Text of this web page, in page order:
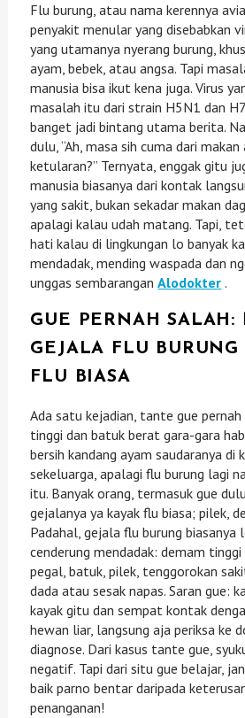
Flu burung, atau nama kerennya
penyakit menular yang disebabkan
yang utamanya nyerang burung,
ayam, bebek, atau angsa. Tapi
manusia bisa ikut kena juga. Virus
masalah itu dari strain H5N1 dan
banget jadi bintang utama berita.
dulu, “Ah, masa sih cuma dari makan
ketularan?” Ternyata, enggak gitu
manusia biasanya dari kontak
yang sakit, bukan sekadar makan
apalagi kalau udah matang. Tapi,
hati kalau di lingkungan lo banyak
mendadak, mending waspada dan
unggas sembaranganAlodokter .
GUE PERNAH SALAH:
GEJALA FLU
FLU BIASA
Ada satu kejadian, tante gue
tinggi dan batuk berat gara-gara
bersih kandang ayam saudaranya di
sekeluarga, apalagi flu burung lagi
itu. Banyak orang, termasuk gue
gejalanya ya kayak flu biasa; pilek,
Padahal, gejala flu burung biasanya
cenderung mendadak: demam
pegal, batuk, pilek, tenggorokan
dada atau sesak napas. Saran gue:
kayak gitu dan sempat kontak
hewan liar, langsung aja periksa ke
diagnose. Dari kasus tante gue,
negatif. Tapi dari situ gue belajar,
baik parno bentar daripada
penanganan!